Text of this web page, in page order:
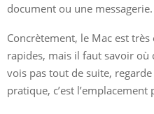
document ou une messagerie.
Concrètement, le Mac est
rapides, mais il faut savoir où
vois pas tout de suite,
pratique, c’est